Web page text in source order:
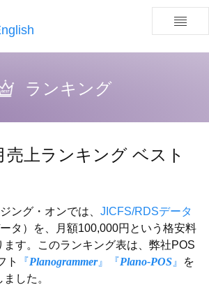
ランキング
上ランキング ベスト
ング・オンでは、 JICFS/RDSデータ
ータ）を、月額100,000円という格安料
す。このランキング表は、弊社POS
ト
『Planogrammer』 『Plano-POS 』
を
した。